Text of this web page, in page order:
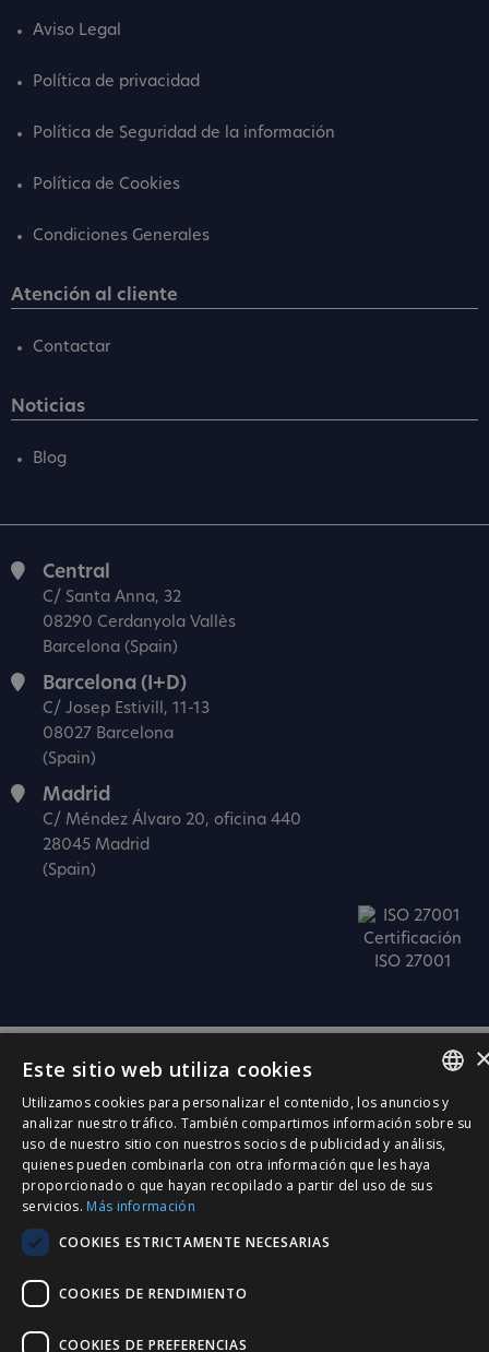
Aviso Legal
Política de privacidad
Política de Seguridad de la información
Política de Cookies
Condiciones Generales
Atención al cliente
Contactar
Noticias
Blog
Central
C/ Santa Anna, 32
08290 Cerdanyola Vallès
Barcelona (Spain)
Barcelona (I+D)
C/ Josep Estivill, 11-13
08027 Barcelona
(Spain)
Madrid
C/ Méndez Álvaro 20, oficina 440
28045 Madrid
(Spain)
Certificación
ISO 27001
SPANISH
CATALÀ
ENGLISH
Este sitio web utiliza cookies
Utilizamos cookies para personalizar el contenido, los anuncios y
analizar nuestro tráfico. También compartimos información sobre su
uso de nuestro sitio con nuestros socios de publicidad y análisis,
quienes pueden combinarla con otra información que les haya
proporcionado o que hayan recopilado a partir del uso de sus
servicios. Más información
COOKIES ESTRICTAMENTE NECESARIAS
COOKIES DE RENDIMIENTO
COOKIES DE PREFERENCIAS